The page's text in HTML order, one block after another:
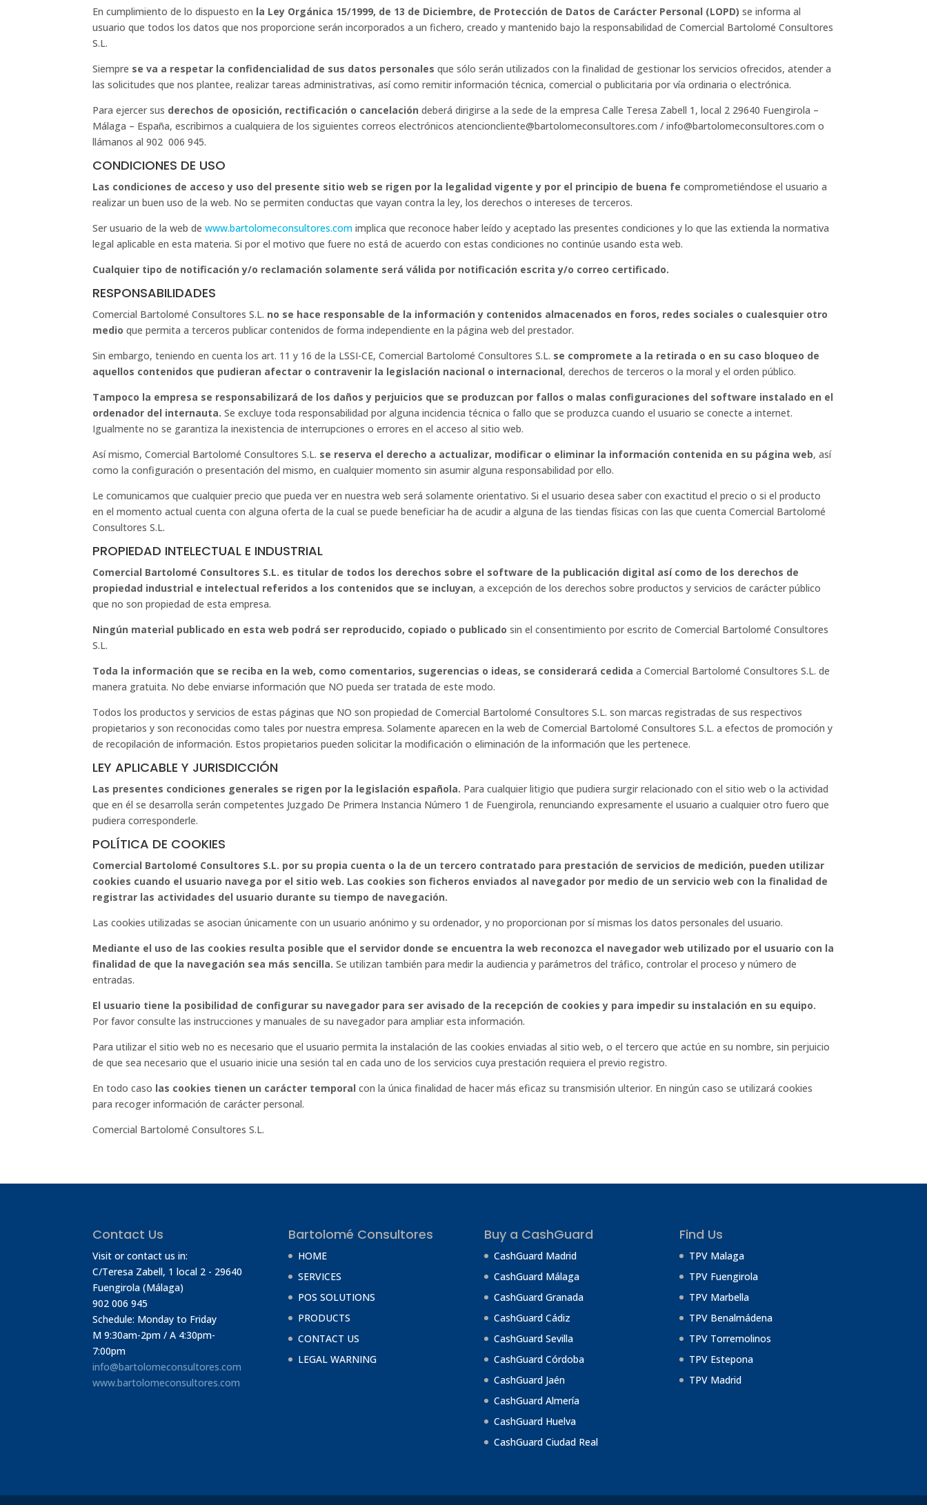
En cumplimiento de lo dispuesto en la Ley Orgánica 15/1999, de 13 de Diciembre, de Protección de Datos de Carácter Personal (LOPD)se informa al
usuario que todos los datos que nos proporcione serán incorporados a un fichero, creado y mantenido bajo la responsabilidad de Comercial Bartolomé Consultores
S.L.
Siempre se va a respetar la confidencialidad de sus datos personalesque sólo serán utilizados con la finalidad de gestionar los servicios ofrecidos, atender a
las solicitudes que nos plantee, realizar tareas administrativas, así como remitir información técnica, comercial o publicitaria por vía ordinaria o electrónica.
Para ejercer sus derechos de oposición, rectificación o cancelacióndeberá dirigirse a la sede de la empresa Calle Teresa Zabell 1, local 2 29640 Fuengirola –
Málaga – España, escribirnos a cualquiera de los siguientes correos electrónicos atencioncliente@bartolomeconsultores.com / info@bartolomeconsultores.com o
llámanos al 902 006 945.
CONDICIONES DE USO
Las condiciones de acceso y uso del presente sitio web se rigen por la legalidad vigente y por el principio de buena fe comprometiéndose el usuario a
realizar un buen uso de la web. No se permiten conductas que vayan contra la ley, los derechos o intereses de terceros.
Ser usuario de la web dewww.bartolomeconsultores.com implica que reconoce haber leído y aceptado las presentes condiciones y lo que las extienda la normativa
legal aplicable en esta materia. Si por el motivo que fuere no está de acuerdo con estas condiciones no continúe usando esta web.
Cualquier tipo de notificación y/o reclamación solamente será válida por notificación escrita y/o correo certificado.
RESPONSABILIDADES
Comercial Bartolomé Consultores S.L. no se hace responsable de la información y contenidos almacenados en foros, redes sociales o cualesquier otro
medio que permita a terceros publicar contenidos de forma independiente en la página web del prestador.
Sin embargo, teniendo en cuenta los art. 11 y 16 de la LSSI-CE, Comercial Bartolomé Consultores S.L. se compromete a la retirada o en su caso bloqueo de
aquellos contenidos que pudieran afectar o contravenir la legislación nacional o internacional, derechos de terceros o la moral y el orden público.
Tampoco la empresa se responsabilizará de los daños y perjuicios que se produzcan por fallos o malas configuraciones del software instalado en el
ordenador del internauta. Se excluye toda responsabilidad por alguna incidencia técnica o fallo que se produzca cuando el usuario se conecte a internet.
Igualmente no se garantiza la inexistencia de interrupciones o errores en el acceso al sitio web.
Así mismo, Comercial Bartolomé Consultores S.L. se reserva el derecho a actualizar, modificar o eliminar la información contenida en su página web, así
como la configuración o presentación del mismo, en cualquier momento sin asumir alguna responsabilidad por ello.
Le comunicamos que cualquier precio que pueda ver en nuestra web será solamente orientativo. Si el usuario desea saber con exactitud el precio o si el producto
en el momento actual cuenta con alguna oferta de la cual se puede beneficiar ha de acudir a alguna de las tiendas físicas con las que cuenta Comercial Bartolomé
Consultores S.L.
PROPIEDAD INTELECTUAL E INDUSTRIAL
Comercial Bartolomé Consultores S.L. es titular de todos los derechos sobre el software de la publicación digital así como de los derechos de
propiedad industrial e intelectual referidos a los contenidos que se incluyan, a excepción de los derechos sobre productos y servicios de carácter público
que no son propiedad de esta empresa.
Ningún material publicado en esta web podrá ser reproducido, copiado o publicado sin el consentimiento por escrito de Comercial Bartolomé Consultores
S.L.
Toda la información que se reciba en la web, como comentarios, sugerencias o ideas, se considerará cedida a Comercial Bartolomé Consultores S.L. de
manera gratuita. No debe enviarse información que NO pueda ser tratada de este modo.
Todos los productos y servicios de estas páginas que NO son propiedad de Comercial Bartolomé Consultores S.L. son marcas registradas de sus respectivos
propietarios y son reconocidas como tales por nuestra empresa. Solamente aparecen en la web de Comercial Bartolomé Consultores S.L. a efectos de promoción y
de recopilación de información. Estos propietarios pueden solicitar la modificación o eliminación de la información que les pertenece.
LEY APLICABLE Y JURISDICCIÓN
Las presentes condiciones generales se rigen por la legislación española. Para cualquier litigio que pudiera surgir relacionado con el sitio web o la actividad
que en él se desarrolla serán competentes Juzgado De Primera Instancia Número 1 de Fuengirola, renunciando expresamente el usuario a cualquier otro fuero que
pudiera corresponderle.
POLÍTICA DE COOKIES
Comercial Bartolomé Consultores S.L. por su propia cuenta o la de un tercero contratado para prestación de servicios de medición, pueden utilizar
cookies cuando el usuario navega por el sitio web. Las cookies son ficheros enviados al navegador por medio de un servicio web con la finalidad de
registrar las actividades del usuario durante su tiempo de navegación.
Las cookies utilizadas se asocian únicamente con un usuario anónimo y su ordenador, y no proporcionan por sí mismas los datos personales del usuario.
Mediante el uso de las cookies resulta posible que el servidor donde se encuentra la web reconozca el navegador web utilizado por el usuario con la
finalidad de que la navegación sea más sencilla.Se utilizan también para medir la audiencia y parámetros del tráfico, controlar el proceso y número de
entradas.
El usuario tiene la posibilidad de configurar su navegador para ser avisado de la recepción de cookies y para impedir su instalación en su equipo.
Por favor consulte las instrucciones y manuales de su navegador para ampliar esta información.
Para utilizar el sitio web no es necesario que el usuario permita la instalación de las cookies enviadas al sitio web, o el tercero que actúe en su nombre, sin perjuicio
de que sea necesario que el usuario inicie una sesión tal en cada uno de los servicios cuya prestación requiera el previo registro.
En todo caso las cookies tienen un carácter temporal con la única finalidad de hacer más eficaz su transmisión ulterior. En ningún caso se utilizará cookies
para recoger información de carácter personal.
Comercial Bartolomé Consultores S.L.
Contact Us
Visit or contact us in:
C/Teresa Zabell, 1 local 2 - 29640
Fuengirola (Málaga)
902 006 945
Schedule: Monday to Friday
M 9:30am-2pm / A 4:30pm-
7:00pm
info@bartolomeconsultores.com
www.bartolomeconsultores.com
Bartolomé Consultores
HOME
SERVICES
POS SOLUTIONS
PRODUCTS
CONTACT US
LEGAL WARNING
Buy a CashGuard
CashGuard Madrid
CashGuard Málaga
CashGuard Granada
CashGuard Cádiz
CashGuard Sevilla
CashGuard Córdoba
CashGuard Jaén
CashGuard Almería
CashGuard Huelva
CashGuard Ciudad Real
Find Us
TPV Malaga
TPV Fuengirola
TPV Marbella
TPV Benalmádena
TPV Torremolinos
TPV Estepona
TPV Madrid